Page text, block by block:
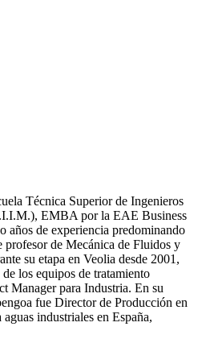
Técnica Superior de Ingenieros
EMBA por la EAE Business
años de experiencia predominando
profesor de Mecánica de Fluidos y
su etapa en Veolia desde 2001,
los equipos de tratamiento
para Industria. En su
fue Director de Producción en
industriales en España,